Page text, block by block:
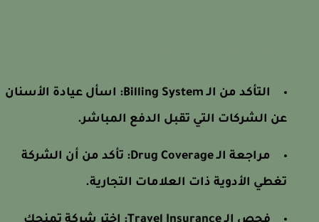
التأكد من الـ Billing System: اسأل عيادة الأسنان
عن الشركات التي تقبل الدفع المباشر.
مراجعة الـ Drug Coverage: تأكد من أن الشركة
تغطي الأدوية ذات العلامات التجارية.